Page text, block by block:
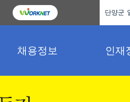
채용정보 인재
단양군